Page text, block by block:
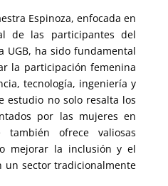
Espinoza, enfocada en
de las participantes del
UGB, ha sido fundamental
la participación femenina
tecnología, ingeniería y
estudio no solo resalta los
por las mujeres en
ofrece valiosas
mejorar la inclusión y el
un sector tradicionalmente